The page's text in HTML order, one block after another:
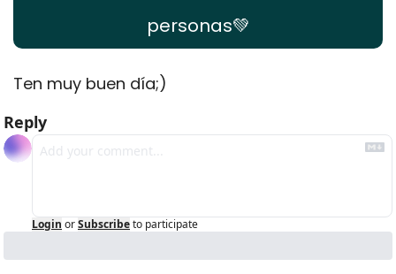
personas💚
Ten muy buen día;)
Reply
Login orSubscribeto participate